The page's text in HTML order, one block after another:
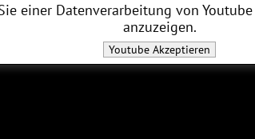
einer Datenverarbeitung vonYoutube
anzuzeigen.
Youtube Akzeptieren